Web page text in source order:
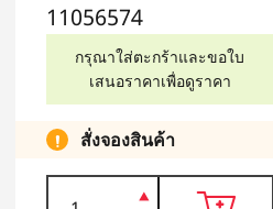
11056574
กรุณาใส่ตะกร้าและขอใบ
เสนอราคาเพื่อดูราคา
สั่งจองสินค้า